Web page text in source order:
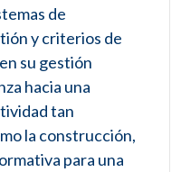
de
y criterios de
su gestión
hacia una
tan
la construcción,
para una